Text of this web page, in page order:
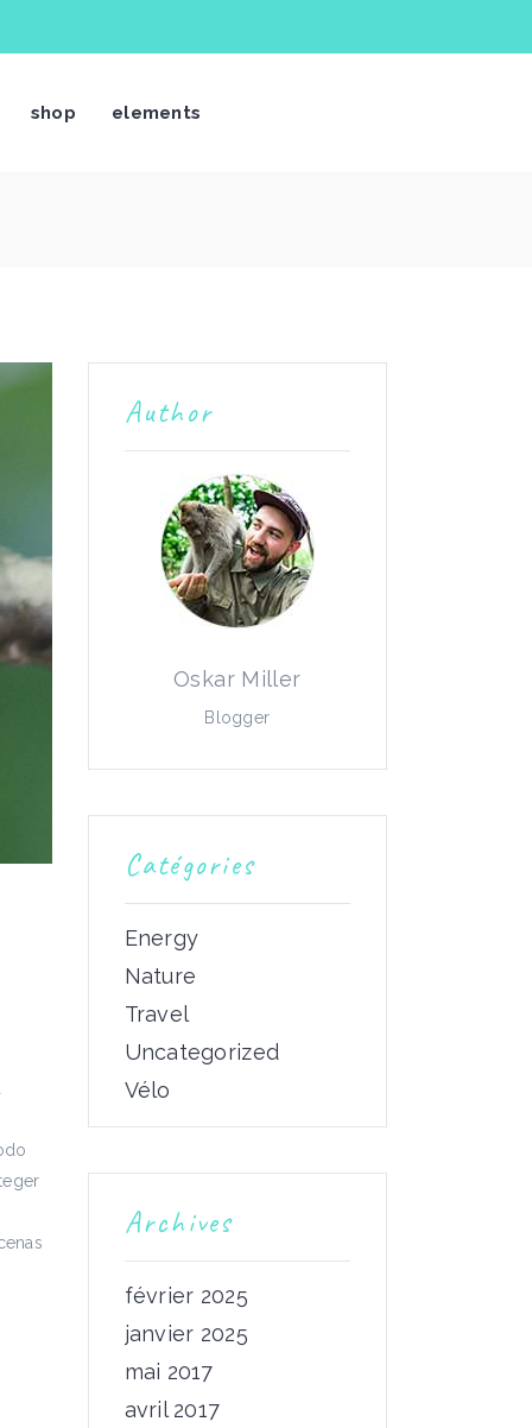
shop elements
Author
Oskar Miller
Blogger
Catégories
Energy
Nature
Travel
Uncategorized
Vélo
Archives
février 2025
janvier 2025
mai 2017
avril 2017